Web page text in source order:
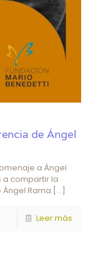
de Ángel
a Ángel
a compartir la
Rama […]
Leer más